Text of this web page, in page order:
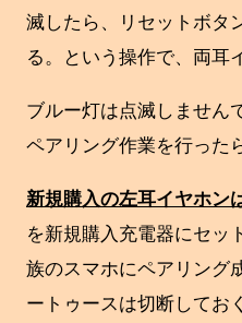
滅したら、リセットボタ
る。という操作で、両耳
ブルー灯は点滅しません
ペアリング作業を行った
新規購入の左耳イヤホン
を新規購入充電器にセッ
族のスマホにペアリング
ートゥースは切断してお